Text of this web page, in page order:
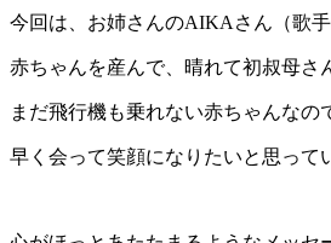
今回は、お姉さんのAIKAさん（歌
赤ちゃんを産んで、晴れて初叔母さ
まだ飛行機も乗れない赤ちゃんなの
早く会って笑顔になりたいと思って